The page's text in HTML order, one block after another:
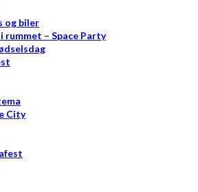
og biler
– Space Party
City